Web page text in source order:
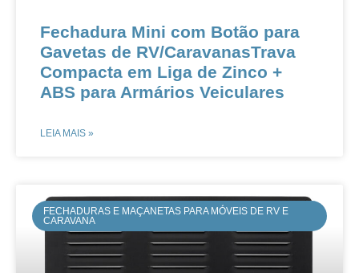
Fechadura Mini com Botão para
Gavetas de RV/CaravanasTrava
Compacta em Liga de Zinco +
ABS para Armários Veiculares
LEIA MAIS »
FECHADURAS E MAÇANETAS PARA MÓVEIS DE RV E
CARAVANA